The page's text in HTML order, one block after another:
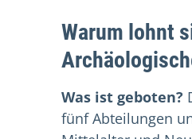
Warum lohnt
Was ist geboten?
fünf Abteilungen